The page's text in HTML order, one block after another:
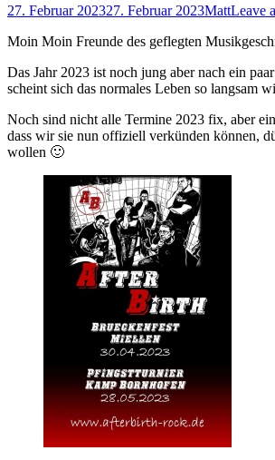
Posted
27. Februar 202327. Februar 2023Author
MattLeave
Moin Moin Freunde des geflegten
Das Jahr 2023 ist noch jung aber nach ein
scheint sich das normales Leben so langsam
Noch sind nicht alle Termine 2023 fix, aber
dass wir sie nun offiziell verkünden können,
wollen 🙂